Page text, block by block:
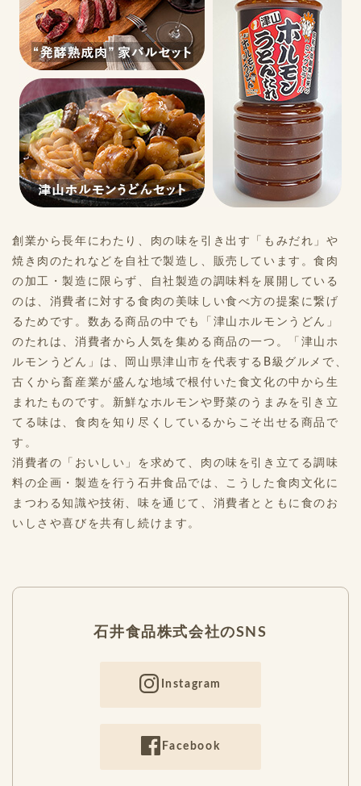
創業から長年にわたり、肉の味を引き出す「もみだれ」や
焼き肉のたれなどを自社で製造し、販売しています。食肉
の加工・製造に限らず、自社製造の調味料を展開している
のは、消費者に対する食肉の美味しい食べ方の提案に繋げ
るためです。数ある商品の中でも「津山ホルモンうどん」
のたれは、消費者から人気を集める商品の一つ。「津山ホ
ルモンうどん」は、岡山県津山市を代表するB級グルメで、
古くから畜産業が盛んな地域で根付いた食文化の中から生
まれたものです。新鮮なホルモンや野菜のうまみを引き立
てる味は、食肉を知り尽くしているからこそ出せる商品で
す。
消費者の「おいしい」を求めて、肉の味を引き立てる調味
料の企画・製造を行う石井食品では、こうした食肉文化に
まつわる知識や技術、味を通じて、消費者とともに食のお
いしさや喜びを共有し続けます。
石井食品株式会社のSNS
Instagram
Facebook